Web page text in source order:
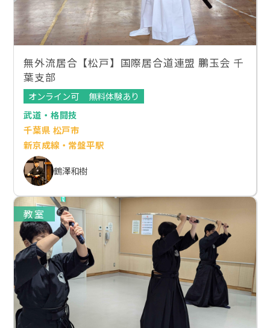
無外流居合【松戸】国際居合道連盟 鵬玉会 千
葉支部
オンライン可
無料体験あり
武道・格闘技
千葉県 松戸市
新京成線・常盤平駅
鶴澤和樹
教室